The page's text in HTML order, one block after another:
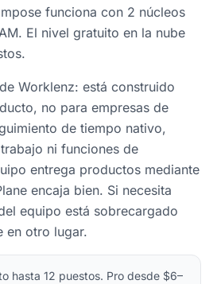
funciona con 2 núcleos
El nivel gratuito en la nube
Worklenz: está construido
no para empresas de
de tiempo nativo,
ni funciones de
entrega productos mediante
encaja bien. Si necesita
equipo está sobrecargado
en otro lugar.
hasta 12 puestos. Pro desde $6–